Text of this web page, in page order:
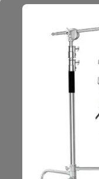
Legal
Mantengámonos
Obtenga consejos,
Mantenerse en